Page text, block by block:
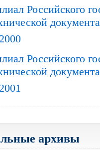
Российского
Российского
архивы